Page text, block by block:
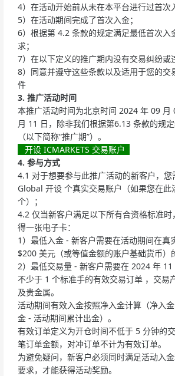
4）在活动开始前从未在本平台进行过首次
5）在活动期间完成了首次入金；
6）根据第 4.2 条款的规定满足最低首次入
求；
7）在以下定义的推广期内没有交易纠纷或
8）同意并遵守这些条款以及适用于您的交
件
3. 推广活动时间
本推广活动时间为北京时间 2024 年 09 月
月 11 日，除非我们根据第6.13 条款的规
（以下简称“推广期”）。
开设 ICMARKETS 交易账户
4. 参与方式
4.1 对于想要参与此推广活动的新客户，
Global 开设 个真实交易账户（如果您在此
个）；
4.2 仅当新客户满足以下所有合资格标准
得一张电子卡：
1）最低入金 - 新客户需要在活动期间在真
$200 美元（或等值金额的账户基础货币）
2）最低交易量 - 新客户需要在 2024 年
不少于 1 个标准手的有效交易订单 ，交易
及贵金属。
活动期间有效入金按照净入金计算（净入
金 - 活动期间累计出金）。
有效订单定义为开仓时间不低于 5 分钟的
笔订单金额，对冲订单不计为有效订单。
为避免疑问，新客户必须同时满足活动入
要求，才能获得活动奖励。